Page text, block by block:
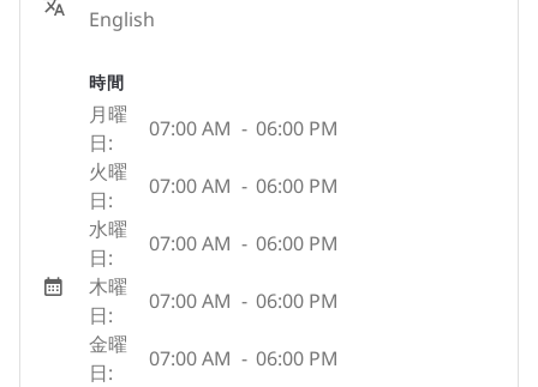
English
時間
月曜
日:
07:00 AM - 06:00 PM
火曜
日:
07:00 AM - 06:00 PM
水曜
日:
07:00 AM - 06:00 PM
木曜
日:
07:00 AM - 06:00 PM
金曜
日:
07:00 AM - 06:00 PM